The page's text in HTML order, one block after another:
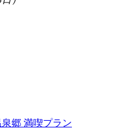
郷 満喫プラン